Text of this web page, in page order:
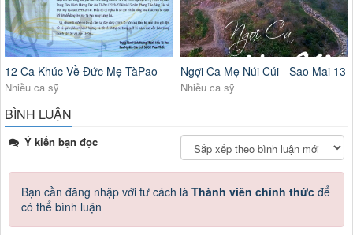
12 Ca Khúc Về Đức Mẹ TàPao
Nhiều ca sỹ
Ngợi Ca Mẹ Núi Cúi - Sao Mai 13
Nhiều ca sỹ
BÌNH LUẬN
Ý kiến bạn đọc
Bạn cần đăng nhập với tư cách là Thành viên chính thức để
có thể bình luận